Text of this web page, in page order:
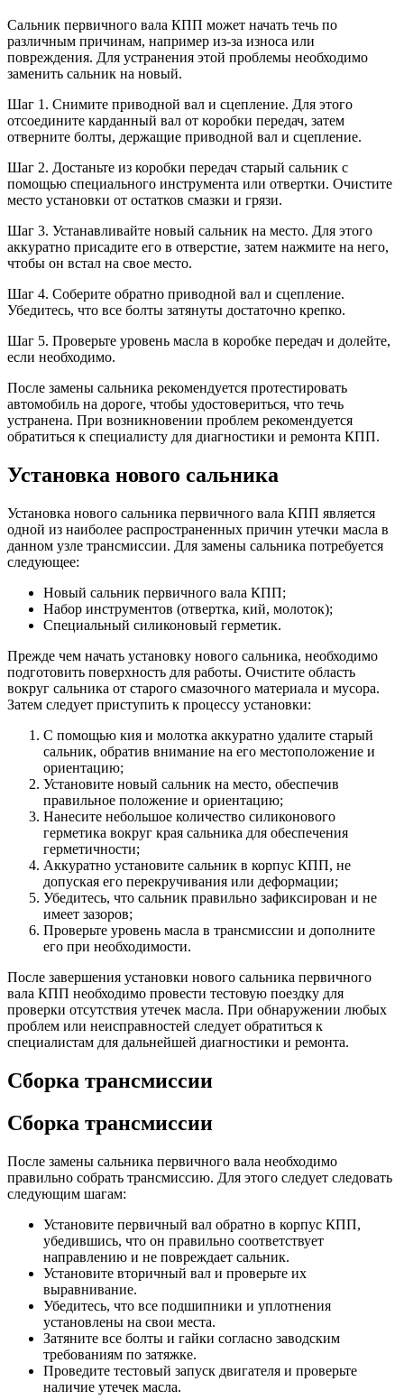
Сальник первичного вала КПП может начать течь по
различным причинам, например из-за износа или
повреждения. Для устранения этой проблемы необходимо
заменить сальник на новый.
Шаг 1. Снимите приводной вал и сцепление. Для этого
отсоедините карданный вал от коробки передач, затем
отверните болты, держащие приводной вал и сцепление.
Шаг 2. Достаньте из коробки передач старый сальник с
помощью специального инструмента или отвертки. Очистите
место установки от остатков смазки и грязи.
Шаг 3. Устанавливайте новый сальник на место. Для этого
аккуратно присадите его в отверстие, затем нажмите на него,
чтобы он встал на свое место.
Шаг 4. Соберите обратно приводной вал и сцепление.
Убедитесь, что все болты затянуты достаточно крепко.
Шаг 5. Проверьте уровень масла в коробке передач и долейте,
если необходимо.
После замены сальника рекомендуется протестировать
автомобиль на дороге, чтобы удостовериться, что течь
устранена. При возникновении проблем рекомендуется
обратиться к специалисту для диагностики и ремонта КПП.
Установка нового сальника
Установка нового сальника первичного вала КПП является
одной из наиболее распространенных причин утечки масла в
данном узле трансмиссии. Для замены сальника потребуется
следующее:
Новый сальник первичного вала КПП;
Набор инструментов (отвертка, кий, молоток);
Специальный силиконовый герметик.
Прежде чем начать установку нового сальника, необходимо
подготовить поверхность для работы. Очистите область
вокруг сальника от старого смазочного материала и мусора.
Затем следует приступить к процессу установки:
С помощью кия и молотка аккуратно удалите старый
сальник, обратив внимание на его местоположение и
ориентацию;
Установите новый сальник на место, обеспечив
правильное положение и ориентацию;
Нанесите небольшое количество силиконового
герметика вокруг края сальника для обеспечения
герметичности;
Аккуратно установите сальник в корпус КПП, не
допуская его перекручивания или деформации;
Убедитесь, что сальник правильно зафиксирован и не
имеет зазоров;
Проверьте уровень масла в трансмиссии и дополните
его при необходимости.
После завершения установки нового сальника первичного
вала КПП необходимо провести тестовую поездку для
проверки отсутствия утечек масла. При обнаружении любых
проблем или неисправностей следует обратиться к
специалистам для дальнейшей диагностики и ремонта.
Сборка трансмиссии
Сборка трансмиссии
После замены сальника первичного вала необходимо
правильно собрать трансмиссию. Для этого следует следовать
следующим шагам:
Установите первичный вал обратно в корпус КПП,
убедившись, что он правильно соответствует
направлению и не повреждает сальник.
Установите вторичный вал и проверьте их
выравнивание.
Убедитесь, что все подшипники и уплотнения
установлены на свои места.
Затяните все болты и гайки согласно заводским
требованиям по затяжке.
Проведите тестовый запуск двигателя и проверьте
наличие утечек масла.